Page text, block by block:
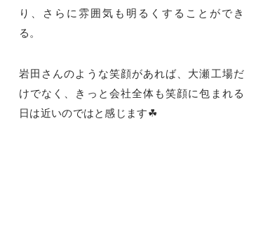
り、さらに雰囲気も明るくすることができ
る。
岩田さんのような笑顔があれば、大瀬工場だ
けでなく、きっと会社全体も笑顔に包まれる
日は近いのではと感じます☘